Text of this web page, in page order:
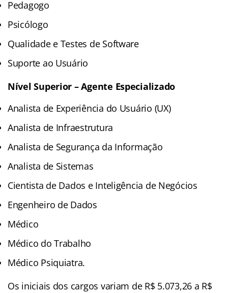
Pedagogo
Psicólogo
Qualidade e Testes de Software
Suporte ao Usuário
Nível Superior – Agente Especializado
Analista de Experiência do Usuário (UX)
Analista de Infraestrutura
Analista de Segurança da Informação
Analista de Sistemas
Cientista de Dados e Inteligência de Negócios
Engenheiro de Dados
Médico
Médico do Trabalho
Médico Psiquiatra.
Os iniciais dos cargos variam de R$ 5.073,26 a R$